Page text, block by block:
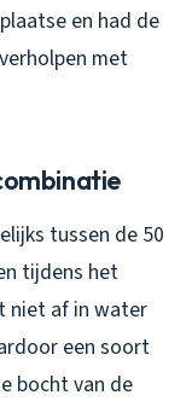
en had de
met
tussen de 50
tijdens het
niet af in water
een soort
bocht van de